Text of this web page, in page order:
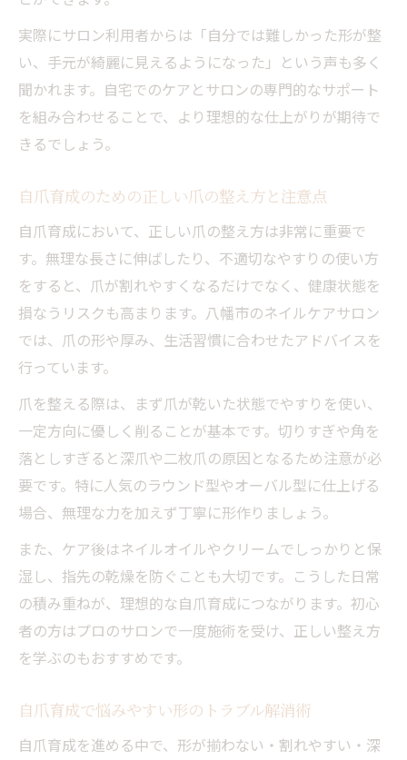
実際にサロン利用者からは「自分では難しかった形が整
い、手元が綺麗に見えるようになった」という声も多く
聞かれます。自宅でのケアとサロンの専門的なサポート
を組み合わせることで、より理想的な仕上がりが期待で
きるでしょう。
自爪育成のための正しい爪の整え方と注意点
自爪育成において、正しい爪の整え方は非常に重要で
す。無理な長さに伸ばしたり、不適切なやすりの使い方
をすると、爪が割れやすくなるだけでなく、健康状態を
損なうリスクも高まります。八幡市のネイルケアサロン
では、爪の形や厚み、生活習慣に合わせたアドバイスを
行っています。
爪を整える際は、まず爪が乾いた状態でやすりを使い、
一定方向に優しく削ることが基本です。切りすぎや角を
落としすぎると深爪や二枚爪の原因となるため注意が必
要です。特に人気のラウンド型やオーバル型に仕上げる
場合、無理な力を加えず丁寧に形作りましょう。
また、ケア後はネイルオイルやクリームでしっかりと保
湿し、指先の乾燥を防ぐことも大切です。こうした日常
の積み重ねが、理想的な自爪育成につながります。初心
者の方はプロのサロンで一度施術を受け、正しい整え方
を学ぶのもおすすめです。
自爪育成で悩みやすい形のトラブル解消術
自爪育成を進める中で、形が揃わない・割れやすい・深